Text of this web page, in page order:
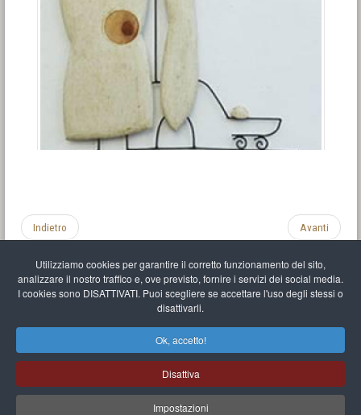
Utilizziamo cookies per garantire il corretto funzionamento del sito,
analizzare il nostro traffico e, ove previsto, fornire i servizi dei social media.
I cookies sono DISATTIVATI. Puoi scegliere se accettare l'uso degli stessi o
disattivarli.
Ok, accetto!
Disattiva
Impostazioni
Indietro Avanti
Mappa del sito
Mr Balthasar Brennenstuhl
Artista scultore e pittore
Quai Séverine Résidence Navy Club / 17 83430 Saint-Mandrier-sur-Mer,Provence-
Alpes-Côte d'Azur-France